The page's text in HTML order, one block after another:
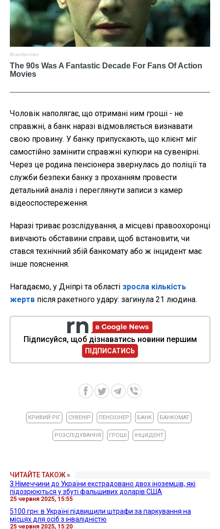
Чоловік наполягає, що отримані ним гроші - не
справжні, а банк наразі відмовляється визнавати
свою провину. У банку припускають, що клієнт міг
самостійно замінити справжні купюри на сувенірні.
Через це родина пенсіонера звернулась до поліції та
служби безпеки банку з проханням провести
детальний аналіз і переглянути записи з камер
відеоспостереження.
Наразі триває розслідування, а місцеві правоохоронці
вивчають обставини справи, щоб встановити, чи
стався технічний збій банкомату або ж інцидент має
інше пояснення.
Нагадаємо, у Дніпрі та області зросла кількість
жертв після ракетного удару: загинула 21 людина.
Підписуйся, щоб дізнаватись новини першим
ПІДПИСАТИСЬ
КРИВИЙ РІГ СУВЕНІР ПЕНСІОНЕР БАНК БАНКОМАТ
РОЗСЛІДУВАННЯ ГРОШІ ІНЦИДЕНТ
ЧИТАЙТЕ ТАКОЖ »
З Німеччини до України екстрадовано двох іноземців, які
підозрюються у збуті фальшивих доларів США
25 червня 2025, 15:55
5100 грн: в Україні підвищили штрафи за паркування на
місцях для осіб з інвалідністю
25 червня 2025, 15:20